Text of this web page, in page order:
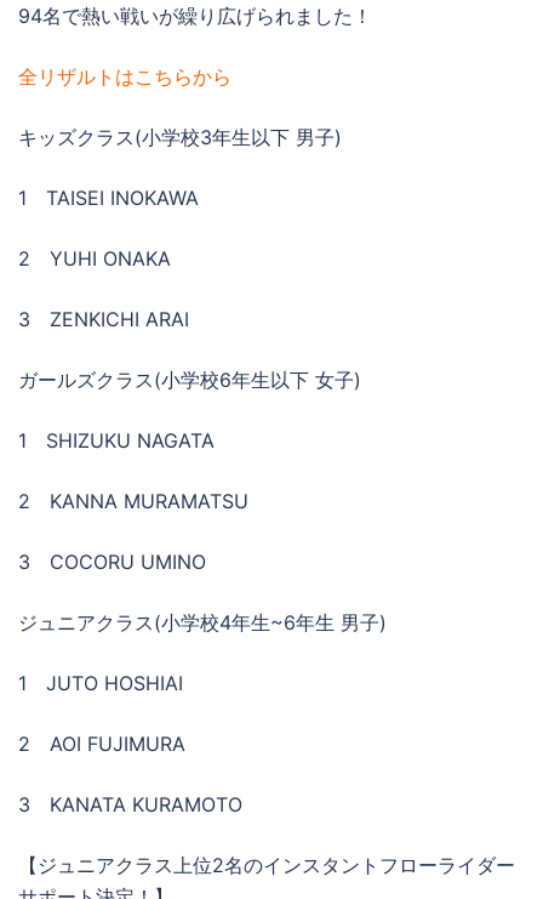
94名で熱い戦いが繰り広げられました！
全リザルトはこちらから
キッズクラス(小学校3年生以下 男子)
1 TAISEI INOKAWA
2 YUHI ONAKA
3 ZENKICHI ARAI
ガールズクラス(小学校6年生以下 女子)
1 SHIZUKU NAGATA
2 KANNA MURAMATSU
3 COCORU UMINO
ジュニアクラス(小学校4年生~6年生 男子)
1 JUTO HOSHIAI
2 AOI FUJIMURA
3 KANATA KURAMOTO
【ジュニアクラス上位2名のインスタントフローライダー